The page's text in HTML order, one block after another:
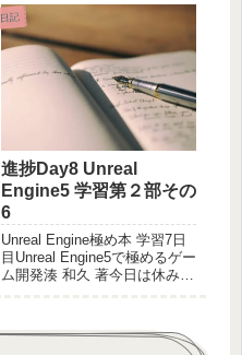
日記
進捗Day8 Unreal
Engine5 学習第２部その
6
Unreal Engine極め本 学習7日
目Unreal Engine5で極めるゲー
ム開発湊 和久 著今日は休みな
繰り返して結構時間潰した